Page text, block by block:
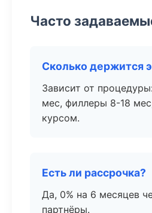
Часто
Сколько держится
Зависит от
мес, филлеры 8-18
курсом.
Есть ли рассрочка?
Да, 0% на 6 месяцев
партнёры.